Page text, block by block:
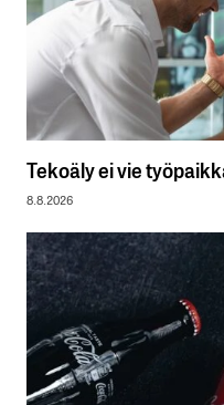
Tekoäly ei vie
8.8.2026